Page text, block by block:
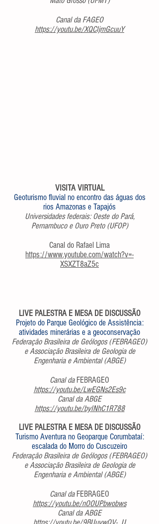
Canal da FAGEO
https://youtu.be/XQCIjmGcuuY
VISITA VIRTUAL
Geoturismo fluvial no encontro das águas dos
rios Amazonas e Tapajós
Universidades federais: Oeste do Pará,
Pernambuco e Ouro Preto (UFOP)
Canal do Rafael Lima
https://www.youtube.com/watch?v=-
XSXZT8aZ5c
LIVE PALESTRA E MESA DE DISCUSSÃO
Projeto do Parque Geológico de Assistência:
atividades minerárias e a geoconservação
Federação Brasileira de Geólogos (FEBRAGEO)
e Associação Brasileira de Geologia de
Engenharia e Ambiental (ABGE)
Canal da FEBRAGEO
https://youtu.be/LwEGNs2Es9c
Canal da ABGE
https://youtu.be/byINhC1R788
LIVE PALESTRA E MESA DE DISCUSSÃO
Turismo Aventura no Geoparque Corumbataí:
escalada do Morro do Cuscuzeiro
Federação Brasileira de Geólogos (FEBRAGEO)
e Associação Brasileira de Geologia de
Engenharia e Ambiental (ABGE)
Canal da FEBRAGEO
https://youtu.be/nOOUPbwobws
Canal da ABGE